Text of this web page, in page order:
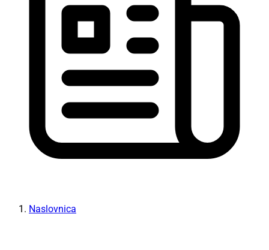
Naslovnica